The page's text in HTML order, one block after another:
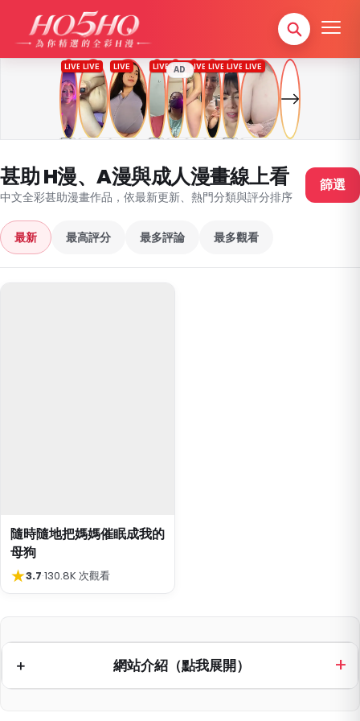
AD
甚助 H漫、A漫與成人漫畫線上看
中文全彩甚助漫畫作品，依最新更新、熱門分類與評分排序
篩選
最新 最高評分 最多評論 最多觀看
隨時隨地把媽媽催眠成我的
母狗
★3.7·130.8K 次觀看
網站介紹（點我展開）